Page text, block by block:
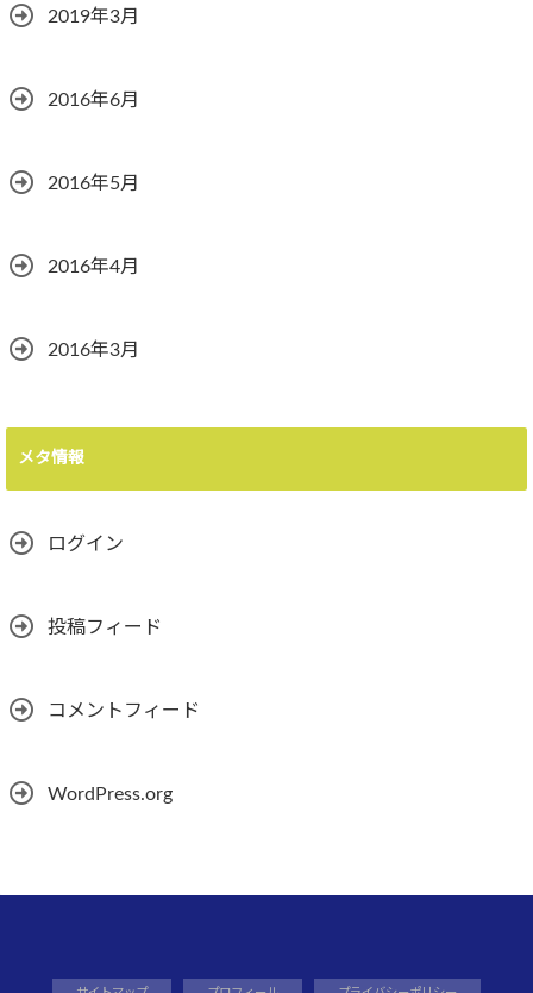
2019年3月
2016年6月
2016年5月
2016年4月
2016年3月
メタ情報
ログイン
投稿フィード
コメントフィード
WordPress.org